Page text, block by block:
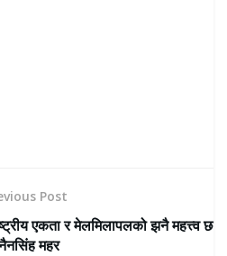
Post
एकता र मेलमिलापलको झनै महत्त्व छ
महर